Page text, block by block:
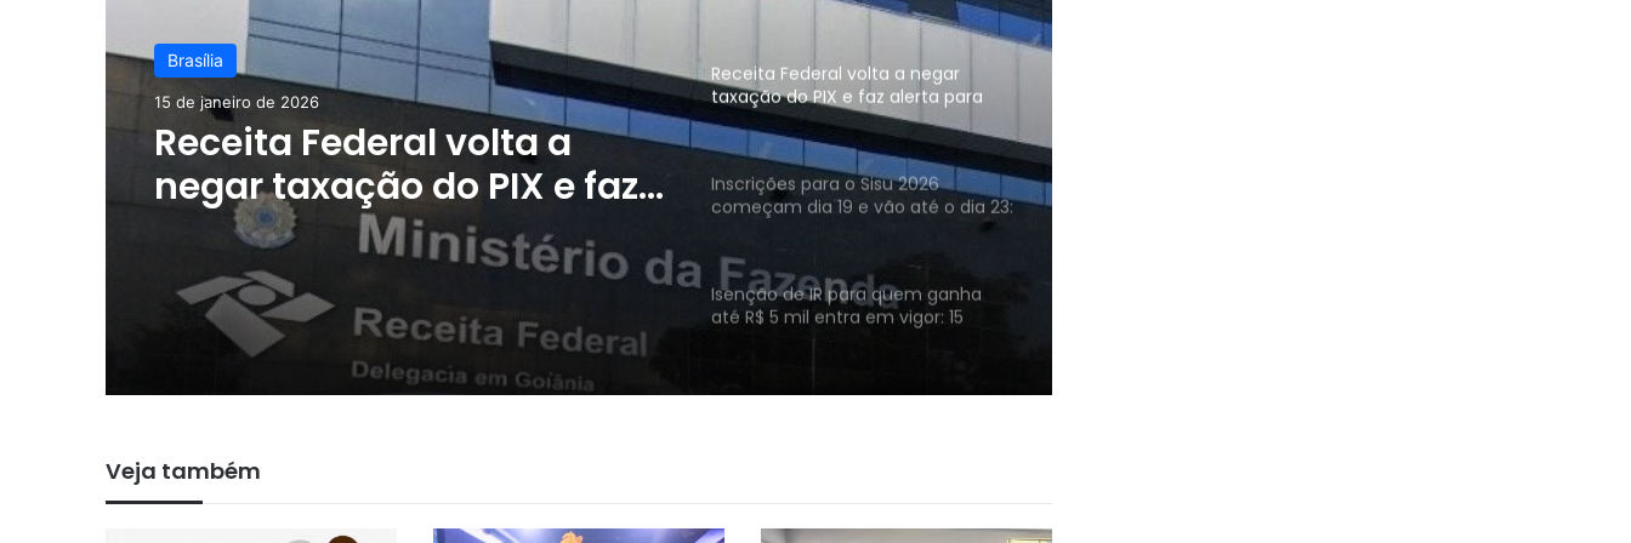
Brasília
15 de janeiro de 2026
Receita Federal volta a
negar taxação do PIX e faz
alerta para possíveis
golpes após fake news
importância da Lundin Mining para
a economia do Norte Goiano
Receita Federal volta a negar
taxação do PIX e faz alerta para
possíveis golpes após fake news
Inscrições para o Sisu 2026
começam dia 19 e vão até o dia 23:
participam do programa em todo
o país
Isenção de IR para quem ganha
até R$ 5 mil entra em vigor: 15
será superior a R$ 1 bilhão
Veja também